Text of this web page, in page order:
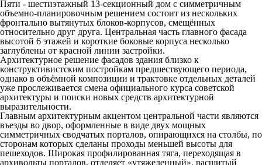
Пяти - шестиэтажный 13-секционный дом с симметричным
объемно-планировочным решением состоит из нескольких
фронтально вытянутых блоков-корпусов, смещённых
относительно друг друга. Центральная часть главного фасада
высотой 6 этажей и короткие боковые корпуса несколько
заглублены от красной линии застройки.
Архитектурное решение фасадов здания близко к
конструктивистским постройкам предшествующего периода,
однако в объёмной композиции и трактовке отдельных деталей
уже прослеживается смена официального курса советской
архитектуры и поиски новых средств архитектурной
выразительности.
Главным архитектурным акцентом центральной части являются
въезды во двор, оформленные в виде двух мощных
симметричных сводчатых порталов, опирающихся на столбы, по
сторонам которых сделаны проходы меньшей высоты для
пешеходов. Широкая профилированная тяга, переходящая в
архивольты порталов, отделяет «утяжеленный», расшитый